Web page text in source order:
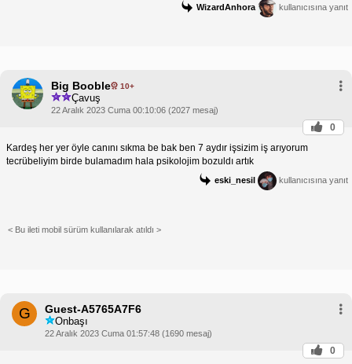
WizardAnhora kullanıcısına yanıt
Big Booble 10+
Çavuş
22 Aralık 2023 Cuma 00:10:06 (2027 mesaj)
0
Kardeş her yer öyle canını sıkma be bak ben 7 aydır işsizim iş arıyorum
tecrübeliyim birde bulamadım hala psikolojim bozuldı artık
eski_nesil kullanıcısına yanıt
< Bu ileti mobil sürüm kullanılarak atıldı >
G Guest-A5765A7F6
Onbaşı
22 Aralık 2023 Cuma 01:57:48 (1690 mesaj)
0